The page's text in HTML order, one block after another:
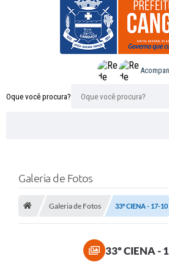
Oque você procura?
Galeria de Fotos
Galeria de Fotos 33º CIENA - 17-10
33º CIENA -